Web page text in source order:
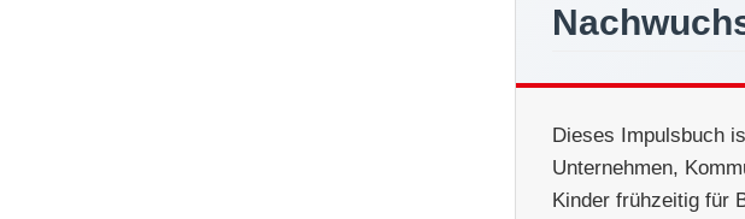
Dieses Impulsbuch
Unternehmen,
Kinder frühzeitig für